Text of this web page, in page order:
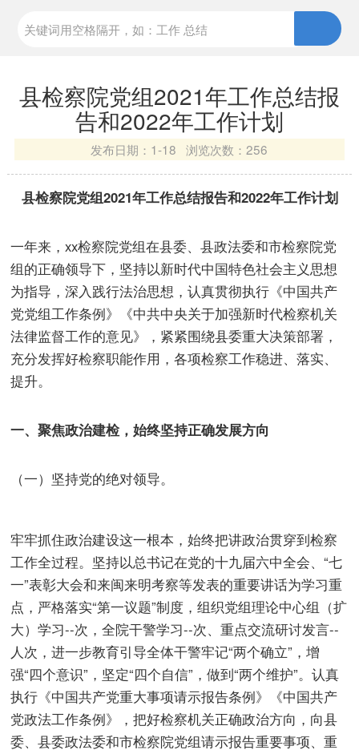
县检察院党组2021年工作总结报
告和2022年工作计划
发布日期： 1-18 浏览次数：256
县检察院党组2021年工作总结报告和2022年工作计划
一年来，xx检察院党组在县委、县政法委和市检察院党
组的正确领导下，坚持以新时代中国特色社会主义思想
为指导，深入践行法治思想，认真贯彻执行《中国共产
党党组工作条例》《中共中央关于加强新时代检察机关
法律监督工作的意见》，紧紧围绕县委重大决策部署，
充分发挥好检察职能作用，各项检察工作稳进、落实、
提升。
一、聚焦政治建检，始终坚持正确发展方向
（一）坚持党的绝对领导。
牢牢抓住政治建设这一根本，始终把讲政治贯穿到检察
工作全过程。坚持以总书记在党的十九届六中全会、“七
一”表彰大会和来闽来明考察等发表的重要讲话为学习重
点，严格落实“第一议题”制度，组织党组理论中心组（扩
大）学习--次，全院干警学习--次、重点交流研讨发言--
人次，进一步教育引导全体干警牢记“两个确立”，增
强“四个意识”，坚定“四个自信”，做到“两个维护”。认真
执行《中国共产党重大事项请示报告条例》《中国共产
党政法工作条例》，把好检察机关正确政治方向，向县
委、县委政法委和市检察院党组请示报告重要事项、重